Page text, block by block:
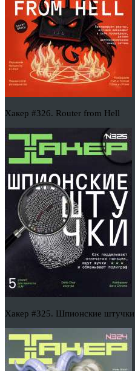
Хакер #326. Router from Hell
Хакер #325. Шпионские штучки